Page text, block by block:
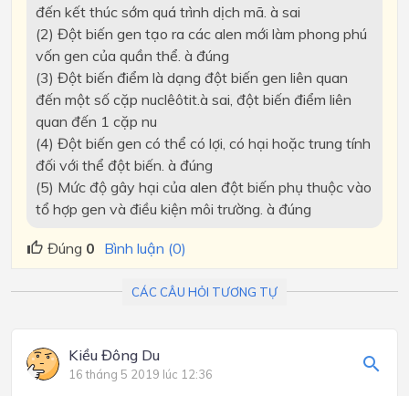
đến kết thúc sớm quá trình dịch mã. à sai
(2) Đột biến gen tạo ra các alen mới làm phong phú
vốn gen của quần thể. à đúng
(3) Đột biến điểm là dạng đột biến gen liên quan
đến một số cặp nuclêôtit.à sai, đột biến điểm liên
quan đến 1 cặp nu
(4) Đột biến gen có thể có lợi, có hại hoặc trung tính
đối với thể đột biến. à đúng
(5) Mức độ gây hại của alen đột biến phụ thuộc vào
tổ hợp gen và điều kiện môi trường. à đúng
Đúng 0 Bình luận (0)
CÁC CÂU HỎI TƯƠNG TỰ
Kiều Đông Du
16 tháng 5 2019 lúc 12:36